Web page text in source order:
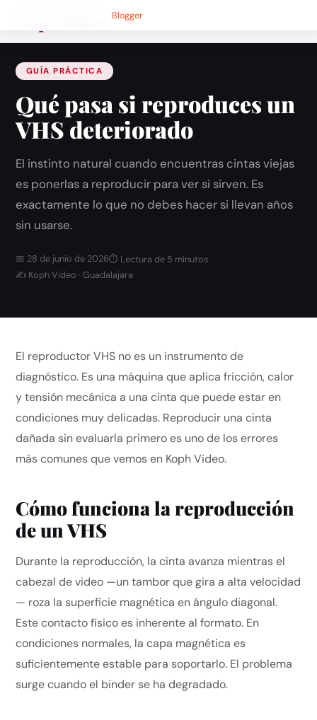
Blogger
GUÍA PRÁCTICA
Qué pasa si reproduces un
VHS deteriorado
El instinto natural cuando encuentras cintas viejas
es ponerlas a reproducir para ver si sirven. Es
exactamente lo que no debes hacer si llevan años
sin usarse.
📅 28 de junio de 2026⏱ Lectura de 5 minutos
✍ Koph Video · Guadalajara
El reproductor VHS no es un instrumento de
diagnóstico. Es una máquina que aplica fricción, calor
y tensión mecánica a una cinta que puede estar en
condiciones muy delicadas. Reproducir una cinta
dañada sin evaluarla primero es uno de los errores
más comunes que vemos en Koph Video.
Cómo funciona la reproducción
de un VHS
Durante la reproducción, la cinta avanza mientras el
cabezal de video —un tambor que gira a alta velocidad
— roza la superficie magnética en ángulo diagonal.
Este contacto físico es inherente al formato. En
condiciones normales, la capa magnética es
suficientemente estable para soportarlo. El problema
surge cuando el binder se ha degradado.